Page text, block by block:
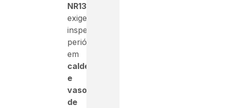
NR13
exige
inspeções
periódicas
em
caldeiras
e
vasos
de